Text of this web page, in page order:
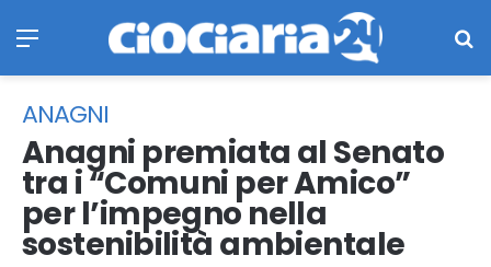
ANAGNI
Anagni premiata al Senato
tra i “Comuni per Amico”
per l’impegno nella
sostenibilità ambientale